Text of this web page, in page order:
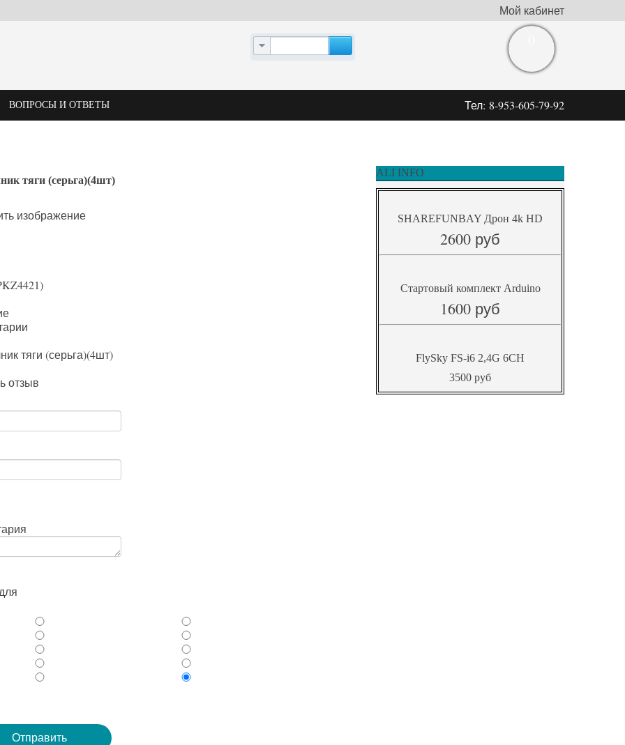
Мой кабинет
ВОПРОСЫ И ОТВЕТЫ Тел: 8-953-605-79-92
тяги (серьга)(4шт)
изображение
)
тяги (серьга)(4шт)
отзыв
ALI INFO
SHAREFUNBAY Дрон 4k HD
2600 руб
Стартовый комплект Arduino
1600 руб
FlySky FS-i6 2,4G 6CH
3500 руб